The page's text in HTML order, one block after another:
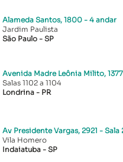
Alameda Santos, 1800 - 4 andar
Jardim Paulista
São Paulo - SP
Avenida Madre Leônia Milito, 1377
Salas 1102 a 1104
Londrina - PR​
Av Presidente Vargas, 2921 - Sala
Vila Homero
Indaiatuba - SP